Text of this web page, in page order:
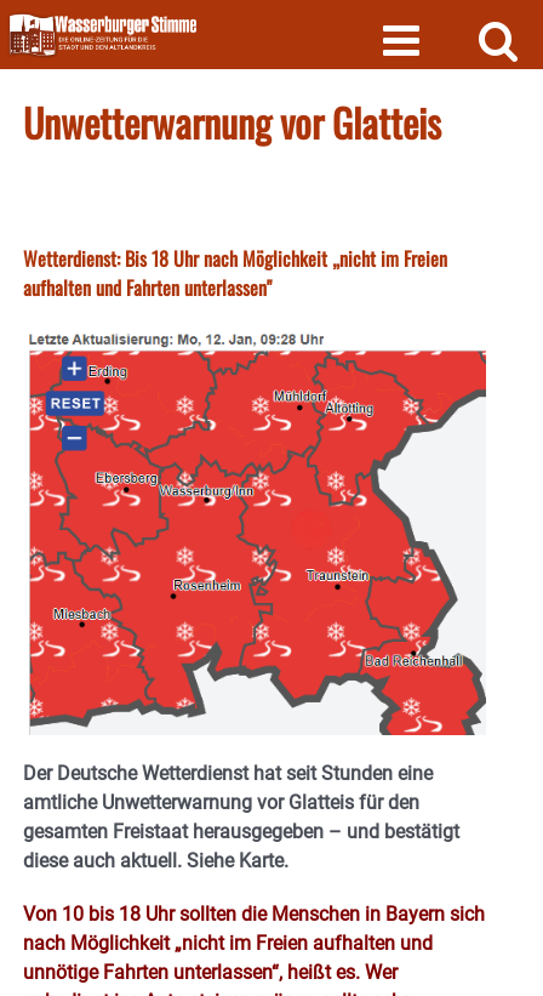
Skip
to
content
Unwetterwarnung vor Glatteis
Wetterdienst: Bis 18 Uhr nach Möglichkeit „nicht im Freien
aufhalten und Fahrten unterlassen"
Der Deutsche Wetterdienst hat seit Stunden eine
amtliche Unwetterwarnung vor Glatteis für den
gesamten Freistaat herausgegeben – und bestätigt
diese auch aktuell. Siehe Karte.
Von 10 bis 18 Uhr sollten die Menschen in Bayern sich
nach Möglichkeit „nicht im Freien aufhalten und
unnötige Fahrten unterlassen“, heißt es. Wer